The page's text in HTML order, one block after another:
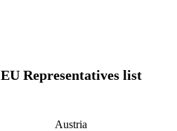
EU Representatives list
Austria